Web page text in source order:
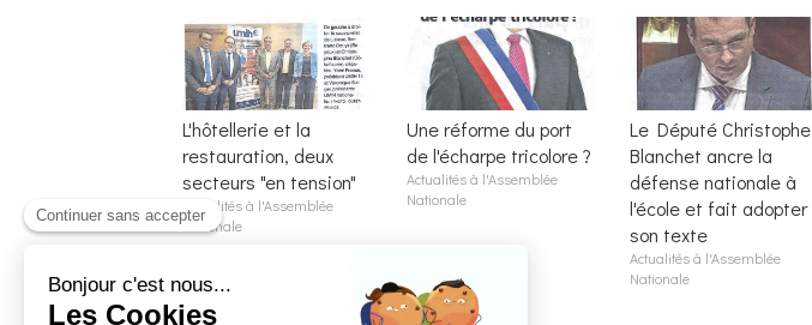
L'hôtellerie et la
restauration, deux
secteurs "en tension"
Actualités à l'Assemblée
Nationale
Une réforme du port
de l'écharpe tricolore ?
Actualités à l'Assemblée
Nationale
Le Député Christophe
Blanchet ancre la
défense nationale à
l'école et fait adopter
son texte
Actualités à l'Assemblée
Nationale